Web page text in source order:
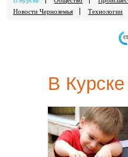
Новости Черноземья
Технологии
В Курске